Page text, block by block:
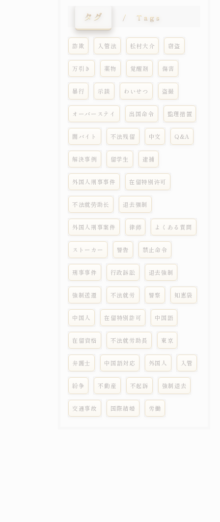
タグ Tags
詐欺 入管法 松村大介 窃盗
万引き 薬物 覚醒剤 傷害
暴行 示談 わいせつ 盗撮
オーバーステイ 出国命令 監理措置
闇バイト 不法残留 中文 Q&A
解決事例 留学生 逮捕
外国人刑事事件 在留特别许可
不法就劳助长 退去强制
外国人刑事案件 律师 よくある質問
ストーカー 警告 禁止命令
刑事事件 行政訴訟 退去強制
強制送還 不法就労 警察 知恵袋
中国人 在留特別許可 中国語
在留資格 不法就労助長 東京
弁護士 中国語対応 外国人 入管
紛争 不動産 不起訴 強制退去
交通事故 国際結婚 労働